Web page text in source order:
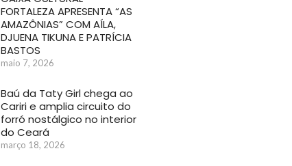
FORTALEZA APRESENTA “AS
AMAZÔNIAS” COM AÍLA,
DJUENA TIKUNA E PATRÍCIA
BASTOS
maio 7, 2026
Baú da Taty Girl chega ao
Cariri e amplia circuito do
forró nostálgico no interior
do Ceará
março 18, 2026